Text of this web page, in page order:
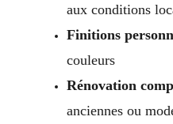
aux conditions
Finitions
couleurs
Rénovation
anciennes ou